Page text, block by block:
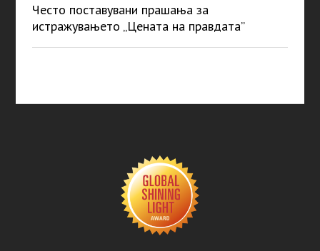
Често поставувани прашања за
истражувањето „Цената на правдата”